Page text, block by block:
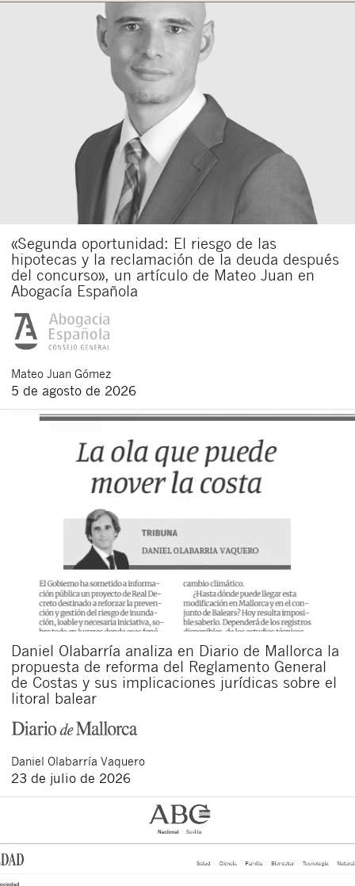
«Segunda oportunidad: El riesgo de las
hipotecas y la reclamación de la deuda después
del concurso», un artículo de Mateo Juan en
Abogacía Española
Mateo Juan Gómez
5 de agosto de 2026
Daniel Olabarría analiza en Diario de Mallorca la
propuesta de reforma del Reglamento General
de Costas y sus implicaciones jurídicas sobre el
litoral balear
Daniel Olabarría Vaquero
23 de julio de 2026